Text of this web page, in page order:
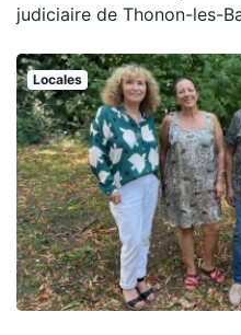
judiciaire de Thonon-les-
Locales